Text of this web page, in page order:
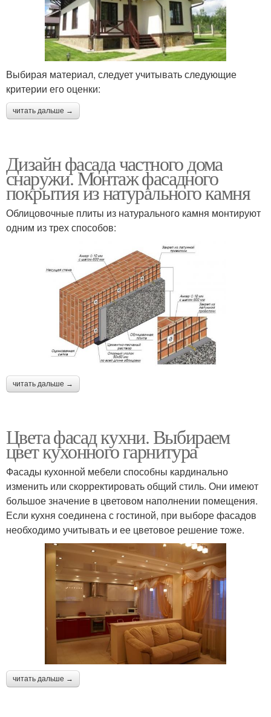
Выбирая материал, следует учитывать следующие
критерии его оценки:
читать дальше →
Дизайн фасада частного дома
снаружи. Монтаж фасадного
покрытия из натурального камня
Облицовочные плиты из натурального камня монтируют
одним из трех способов:
читать дальше →
Цвета фасад кухни. Выбираем
цвет кухонного гарнитура
Фасады кухонной мебели способны кардинально
изменить или скорректировать общий стиль. Они имеют
большое значение в цветовом наполнении помещения.
Если кухня соединена с гостиной, при выборе фасадов
необходимо учитывать и ее цветовое решение тоже.
читать дальше →